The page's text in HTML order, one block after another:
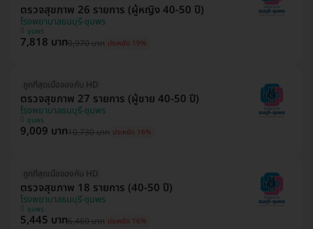
ตรวจสุขภาพ 26 รายการ (ผู้หญิง 40-50 ปี)
โรงพยาบาลธนบุรี-ชุมพร
ชุมพร
7,818 บาท9,970 บาท ประหยัด 19%
ถูกที่สุดเมื่อจองกับ HD
ตรวจสุขภาพ 27 รายการ (ผู้ชาย 40-50 ปี)
โรงพยาบาลธนบุรี-ชุมพร
ชุมพร
9,009 บาท10,730 บาท ประหยัด 16%
ถูกที่สุดเมื่อจองกับ HD
ตรวจสุขภาพ 18 รายการ (40-50 ปี)
โรงพยาบาลธนบุรี-ชุมพร
ชุมพร
5,445 บาท6,460 บาท ประหยัด 16%